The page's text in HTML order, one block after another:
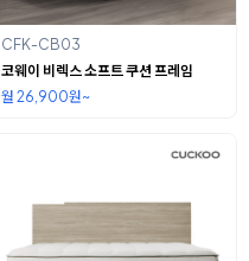
CFK-CB03
코웨이 비렉스 소프트 쿠션 프레임
월 26,900원~